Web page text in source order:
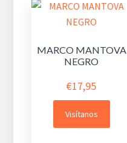
MARCO MANTOVA
NEGRO
€17,95
Visítanos